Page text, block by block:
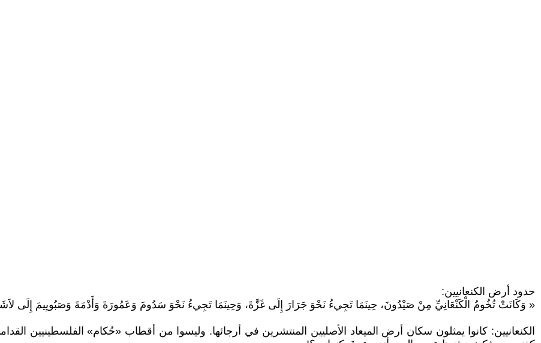
حدود أرض الكنعانيين:
« وَكَانَتْ تُخُومُ الْكَنْعَانِيِّ مِنْ صَيْدُونَ، حِينَمَا تَجِيءُ نَحْوَ جَرَارَ إِلَى غَزَّةَ، وَحِينَمَا تَجِيءُ نَحْوَ سَدُومَ وَعَمُورَةَ وَأَدْمَةَ وَصَبُويِيمَ إِلَى لاَشَعَ.»
الكنعانيين: كانوا يمثلون سكان أرض الميعاد الأصليين المنتشرين في أرجائها. وليسوا من أقطاب «حُكام» الفلسطينيين